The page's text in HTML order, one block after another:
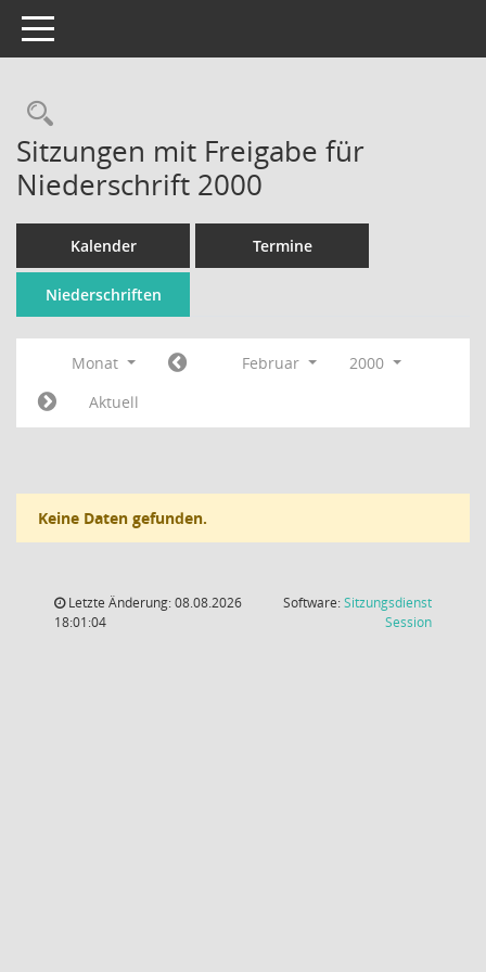
Toggle navigation
Rechercheauswahl
Sitzungen mit Freigabe für
Niederschrift 2000
Kalender Termine
Niederschriften
Monat Februar
2000
Aktuell
Keine Daten gefunden.
Letzte Änderung: 08.08.2026
18:01:04
Software:Sitzungsdienst
Session(Wird in